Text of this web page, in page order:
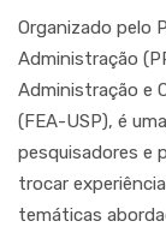
Organizado pelo
Administração
Administração e
(FEA-USP), é
pesquisadores e
trocar
temáticas